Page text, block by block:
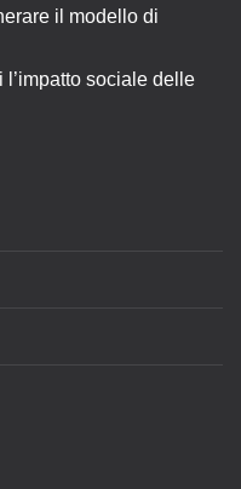
il modello di
l’impatto sociale delle